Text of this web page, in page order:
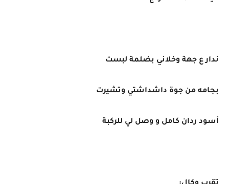
ندار ع جهة وخلاني بضلمة لبست
بجامه من جوة داشداشتي وتشيرت
أسود ردان كامل و وصل لي للركبة